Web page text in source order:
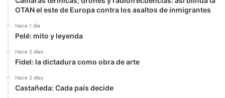
OTAN el este de Europa contra los asaltos de inmigrantes
Hace 1 día
Pelé: mito y leyenda
Hace 2 días
Fidel: la dictadura como obra de arte
Hace 2 días
Castañeda: Cada país decide